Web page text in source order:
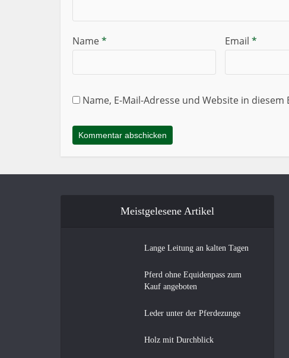
Name* Email *
Name, E-Mail-Adresse und Website in
Meistgelesene Artikel
Lange Leitung an kalten Tagen
Pferd ohne Equidenpass zum
Kauf angeboten
Leder unter der Pferdezunge
Holz mit Durchblick